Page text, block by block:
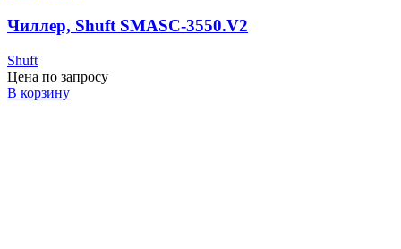
Чиллер, Shuft SMASC-3550.V2
Shuft
Цена по запросу
В корзину